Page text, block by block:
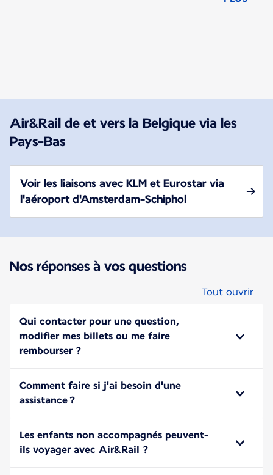
Air&Rail de et vers la Belgique via les
Pays-Bas
Voir les liaisons avec KLM et Eurostar via
l'aéroport d'Amsterdam-Schiphol
Nos réponses à vos questions
Tout ouvrir
Qui contacter pour une question,
modifier mes billets ou me faire
rembourser ?
Comment faire si j'ai besoin d'une
assistance ?
Les enfants non accompagnés peuvent-
ils voyager avec Air&Rail ?